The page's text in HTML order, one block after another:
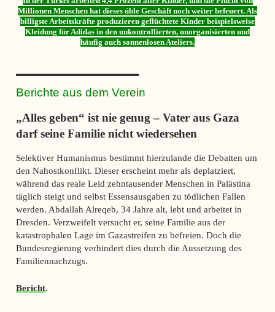
Millionen Menschen hat dieses üble Geschäft noch weiter befeuert. Als
billigste Arbeitskräfte produzieren geflüchtete Kinder beispielsweise
Kleidung für Adidas in den unkontrollierten, unorganisierten und
häufig auch sonnenlosen Ateliers.
Berichte aus dem Verein
„Alles geben“ ist nie genug – Vater aus Gaza
darf seine Familie nicht wiedersehen
Selektiver Humanismus bestimmt hierzulande die Debatten um
den Nahostkonflikt. Dieser erscheint mehr als deplatziert,
während das reale Leid zehntausender Menschen in Palästina
täglich steigt und selbst Essensausgaben zu tödlichen Fallen
werden. Abdallah Alreqeb, 34 Jahre alt, lebt und arbeitet in
Dresden. Verzweifelt versucht er, seine Familie aus der
katastrophalen Lage im Gazastreifen zu befreien. Doch die
Bundesregierung verhindert dies durch die Aussetzung des
Familiennachzugs.
Bericht.